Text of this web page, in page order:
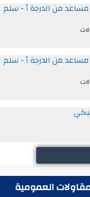
من الدرجة أ - سلم
من الدرجة أ - سلم
العمومية